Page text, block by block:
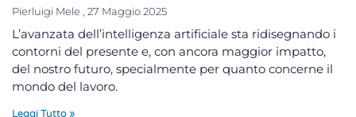
Pierluigi Mele 27 Maggio 2025
L’avanzata dell’intelligenza artificiale sta ridisegnando i
contorni del presente e, con ancora maggior impatto,
del nostro futuro, specialmente per quanto concerne il
mondo del lavoro.
Leggi Tutto »